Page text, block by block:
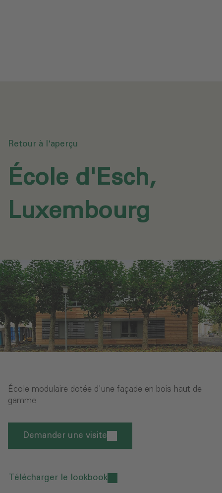
Retour à l'aperçu
École d'Esch,
Luxembourg‎
École modulaire dotée d'une façade en bois haut de
gamme
Demander une visite
Télécharger le lookbook